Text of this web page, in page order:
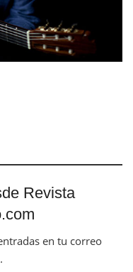
Revista
en tu correo